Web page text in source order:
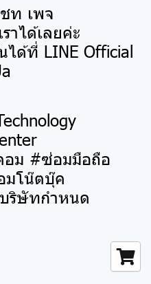
ท เพจ
าได้เลยค่ะ
ด้ที่ LINE Official
อม #ซ่อมมือถือ
มโน๊ตบุ๊ค
ริษัทกำหนด